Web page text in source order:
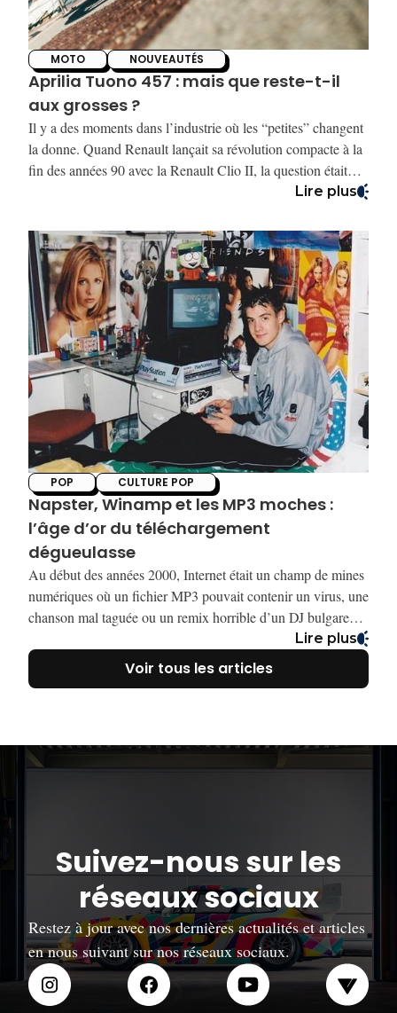
MOTO NOUVEAUTÉS
Aprilia Tuono 457 : mais que reste-t-il
aux grosses ?
Il y a des moments dans l’industrie où les “petites” changent
la donne. Quand Renault lançait sa révolution compacte à la
fin des années 90 avec la Renault Clio II, la question était
presque insolente : que restait-il aux grandes berlines ?
reposée.
Lire plus
POP CULTURE POP
Napster, Winamp et les MP3 moches :
l’âge d’or du téléchargement
dégueulasse
Au début des années 2000, Internet était un champ de mines
numériques où un fichier MP3 pouvait contenir un virus, une
chanson mal taguée ou un remix horrible d’un DJ bulgare
inconnu. Mais on s’en foutait. On avait Kazaa, eMule,
LimeWire… et surtout Napster, la légende qui a tout
déclenché.
Lire plus
Voir tous les articles
Suivez-nous sur les
réseaux sociaux
Restez à jour avec nos dernières actualités et articles
en nous suivant sur nos réseaux sociaux.